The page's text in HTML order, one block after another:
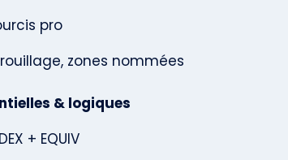
pro
zones nommées
& logiques
+ EQUIV